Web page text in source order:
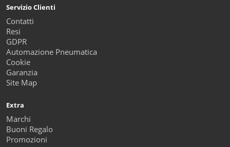
Servizio Clienti
Contatti
Resi
GDPR
Automazione Pneumatica
Cookie
Garanzia
Site Map
Extra
Marchi
Buoni Regalo
Promozioni